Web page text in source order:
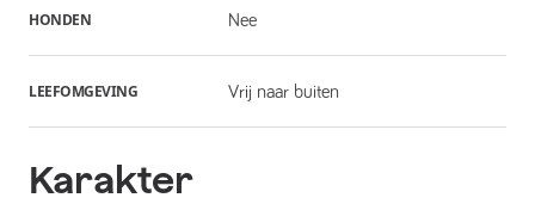
HONDEN Nee
LEEFOMGEVING Vrij naar buiten
Karakter